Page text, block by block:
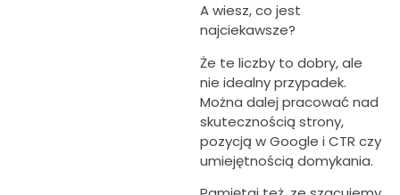
A wiesz, co jest
najciekawsze?
Że te liczby to dobry, ale
nie idealny przypadek.
Można dalej pracować nad
skutecznością strony,
pozycją w Google i CTR czy
umiejętnością domykania.